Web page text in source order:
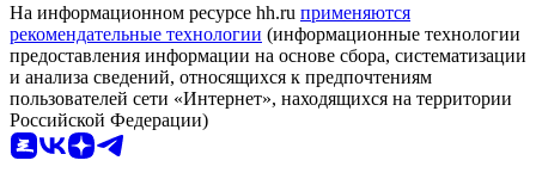
На информационном ресурсе hh.ru применяются
рекомендательные технологии (информационные технологии
предоставления информации на основе сбора, систематизации
и анализа сведений, относящихся к предпочтениям
пользователей сети «Интернет», находящихся на территории
Российской Федерации)